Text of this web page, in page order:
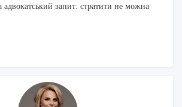
запит: стратити не можна